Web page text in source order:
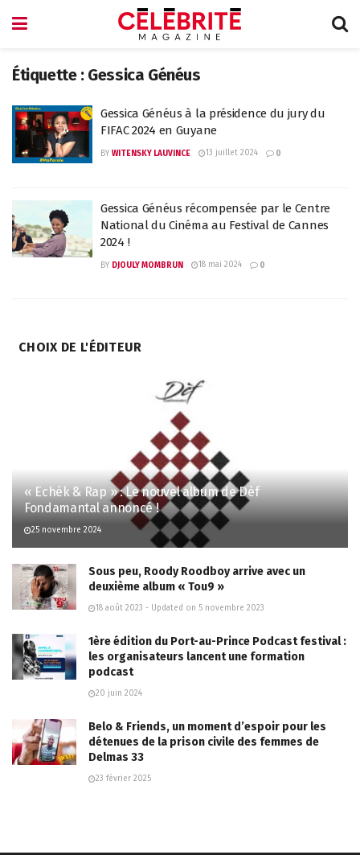
Étiquette : Gessica Généus
Gessica Généus à la présidence du jury du
FIFAC 2024 en Guyane
BY WITENSKY LAUVINCE 13 juillet 2024 0
Gessica Généus récompensée par le Centre
National du Cinéma au Festival de Cannes
2024 !
BY DJOULY MOMBRUN 18 mai 2024 0
CHOIX DE L'ÉDITEUR
« Echèk & Rap » : Le nouvel album de Dèf
Fondamantal annoncé !
25 novembre 2024
Sous peu, Roody Roodboy arrive avec un
deuxième album « Tou9 »
18 août 2023 - Updated on 5 novembre 2023
1ère édition du Port-au-Prince Podcast festival :
les organisateurs lancent une formation
podcast
20 juin 2024
Belo & Friends, un moment d’espoir pour les
détenues de la prison civile des femmes de
Delmas 33
23 février 2025